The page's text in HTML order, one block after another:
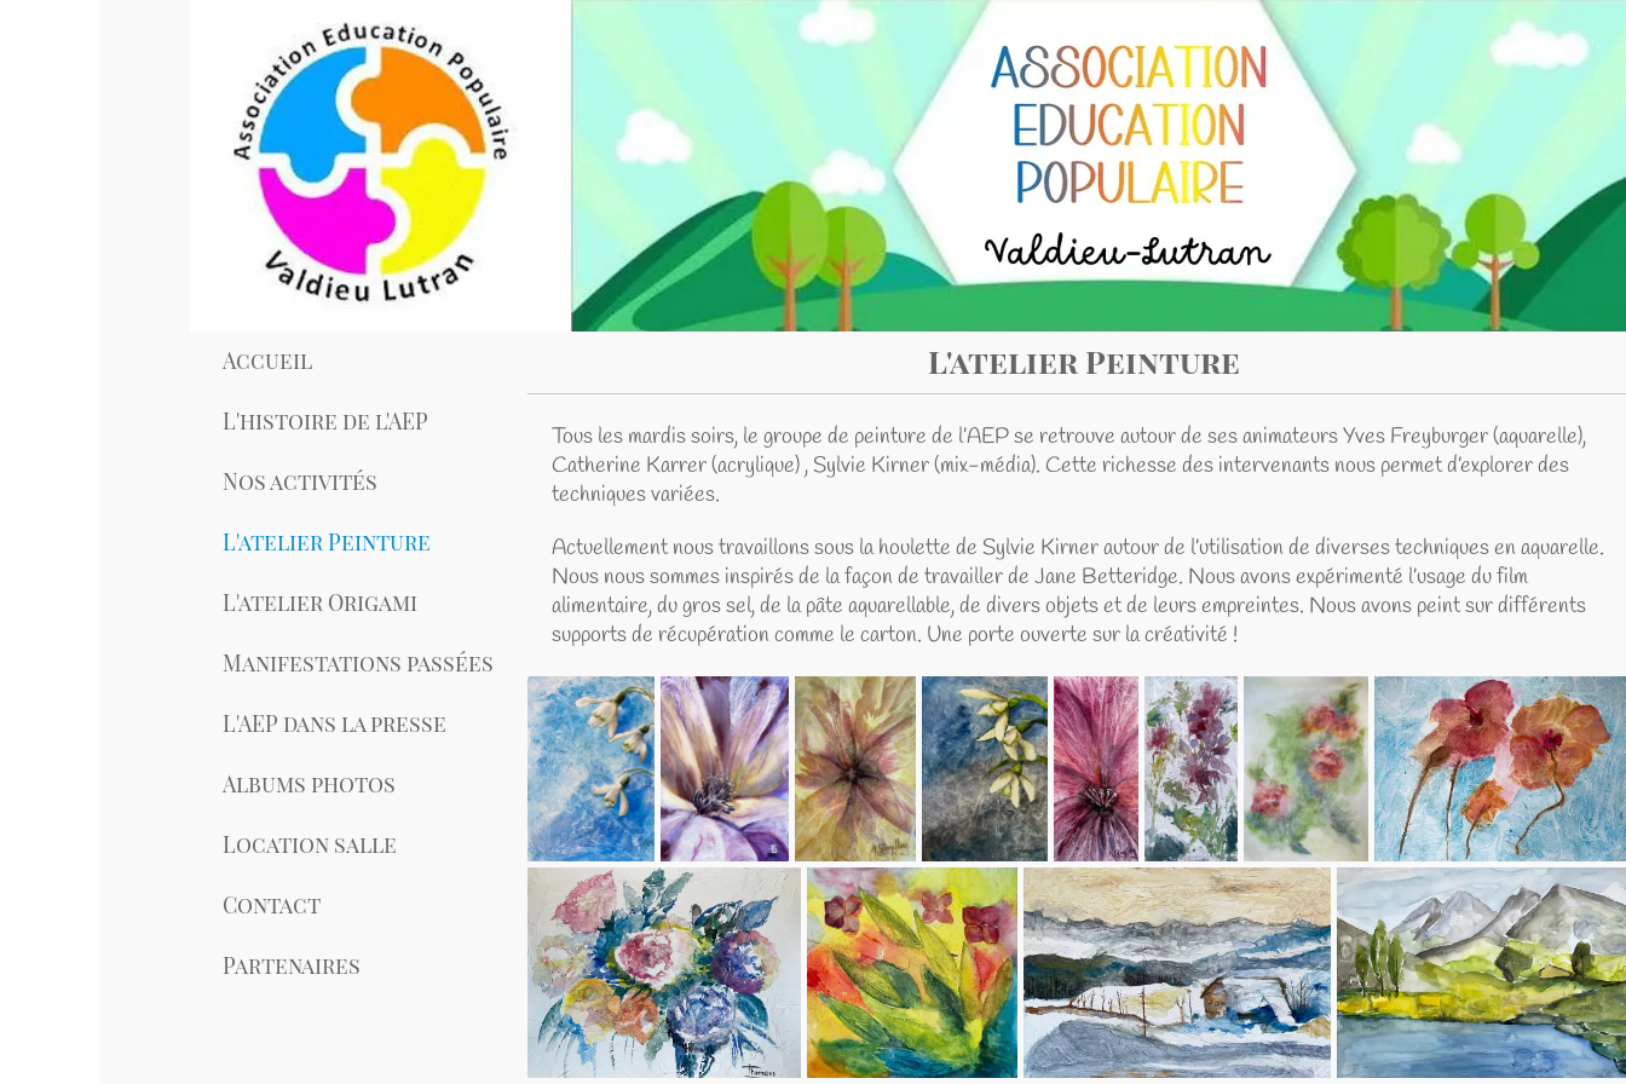
L'histoire de l'AEP
Nos activités
L'atelier Peinture
L'atelier Origami
Manifestations passées
L'AEP dans la presse
Albums photos
Location salle
Partenaires
L'atelier Peinture
Tous les mardis soirs, le groupe de peinture de l’AEP se retrouve autour de ses animateurs Yves Freyburger (aquarelle),
Catherine Karrer (acrylique) , Sylvie Kirner (mix-média). Cette richesse des intervenants nous permet d’explorer des
techniques variées.
Actuellement nous travaillons sous la houlette de Sylvie Kirner autour de l’utilisation de diverses techniques en aquarelle.
Nous nous sommes inspirés de la façon de travailler de Jane Betteridge. Nous avons expérimenté l’usage du film
alimentaire, du gros sel, de la pâte aquarellable, de divers objets et de leurs empreintes. Nous avons peint sur différents
supports de récupération comme le carton. Une porte ouverte sur la créativité !